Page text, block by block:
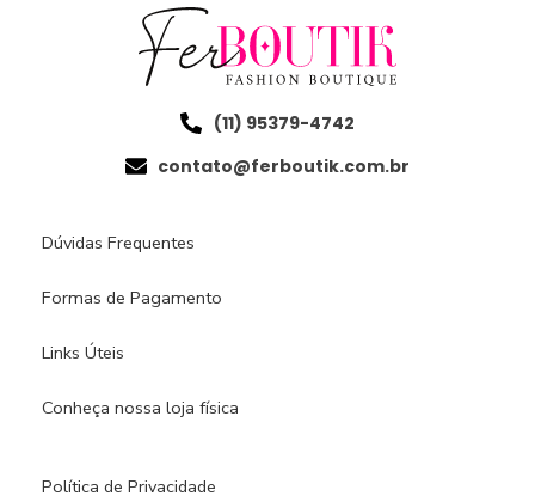
(11) 95379-4742
contato@ferboutik.com.br
Dúvidas Frequentes
Formas de Pagamento
Links Úteis
Conheça nossa loja física​
Política de Privacidade